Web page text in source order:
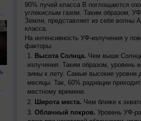
90% лучей класса B поглощаются
углекислым газом. Таким образом,
Земли, представляет из себя волны
класса.
На интенсивность УФ-излучения у
факторы:
Высота Солнца. Чем выше
излучения. Таким образом, уровень
зимы к лету. Самые высокие уровни
месяцы. Так, 60% радиации
местному времени.
Широта места. Чем ближе к
Облачный покров. Уровень УФ-